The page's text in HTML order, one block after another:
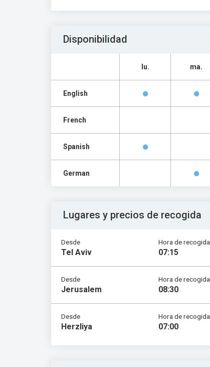
Disponibilidad
lu. ma.
English
French
Spanish
German
Lugares y precios de recogida
Desde
Tel Aviv
Hora de recogida
07:15
Desde
Jerusalem
Hora de recogida
08:30
Desde
Herzliya
Hora de recogida
07:00